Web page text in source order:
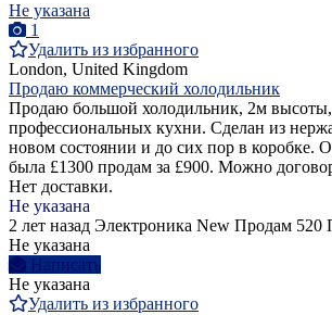
Не указана
1
Удалить из избранного
London, United Kingdom
Продаю коммерческий холодильник
Продаю большой холодильник, 2м высоты,
профессиональных кухни. Сделан из
новом состоянии и до сих пор в коробке.
была £1300 продам за £900. Можно
Нет доставки.
Не указана
2 лет назад Электроника New Продам 520
Не указана
Написать
Не указана
Удалить из избранного